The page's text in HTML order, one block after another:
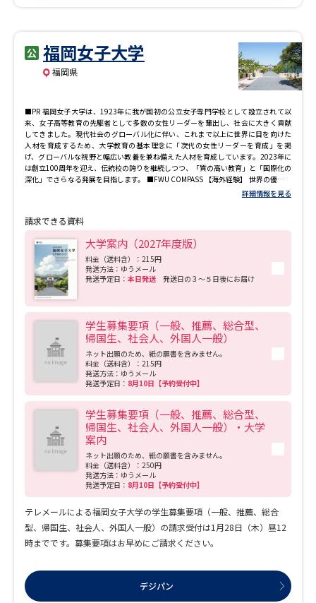
福岡女子大学
福岡県
■PR 福岡女子大学は、1923年に我が国初の公立女子専門学校として設立されて以
来、女子高等教育の先駆者として多数の女性リーダーを輩出し、社会に大きく貢献
してきました。現代社会のグローバル化に伴い、これまで以上に世界に目を向けた
人材を育成するため、大学教育の基本理念に「次代の女性リーダーを育成」を掲
げ、グローバルな視野と幅広い教養を兼ね備えた人材を育成しています。2023年に
は創立100周年を迎え、伝統校の誇りを継続しつつ、「質の高い教育」と「国際化の
深化」でさらなる発展を目指します。 ■FWU COMPASS 【海外経験】 世界の優秀な
大学と協定を結び、短期・長期の様々な海外留学プログラムを提供しています。学
ログラムをはじめ、留学疑似体験や留学生との寮活動など、実践的な英語力を身に
つける仕組が充実しています。また、留学生のサポートや学生主体の語学学習イベ
ントを通して、複数の言語や文化にふれ、世界に通用するコミュニケーション能力
を養うことができます。 【クォーター制】 1年間の学修期間を４つの授業期間に分
けるクォーター制では、集中的な学修により、学んだことを定着しやすくしていま
す。また、各クォーターでの履修科目を工夫することで、１つのクォーターを自由
に使える期間として確保し、留学やインターシップ、ボランティア活動などに積極
的に挑戦できる環境を作り出せます。 【感性教育】 リーダーには「感性」の豊かさ
が求められます。この「感性」について、言葉、歴史、文化、環境、文学、国際、
食、芸術、心、リーダーシップ、人間性等、人文科学・社会科学・自然科学のさま
ざまな視点を交えて学びます。理論と実践を通じて、感性の働きや意味・価値を考
え、個々の感性を磨いていきます。世界の見え方が変わり、深い思考とよりよい行
動をおこす力を身につけます。また、キャンパスには美術館があり、研究棟や講義
棟の廊下にも彫刻や絵画を展示しています。日常的に芸術を目にし、手で触れ、感
じられる環境です。 【文理統合教育】 国際文理学部の学問分野は幅広く、しかもそ
れぞれが互いに影響を及ぼし合っています。それは、私たちが生きる社会の課題そ
のものです。 本学の文理統合教育は、学問の垣根を越えた教育の多様性を追求して
います。多元的・複合的に思考する力を鍛え、副専攻プログラムで複数の分野の専
門性を身につけながら、社会を多角的にとらえ、社会の課題解決に貢献できるひと
への成長を目指します。 【伝統・歴史】 1923（大正12）年の開校当初から守り続
ける教育は、社会に生きる自分像を求め、現代に生きる舞台を開拓し、次代へつな
ぐ価値を創造する女性を育成する教育です。2023（令和5）年で創立から100年を迎
え、14,000名を超える卒業生の学びと挑戦の歴史を刻んできました。先輩方が積み
上げてきた女性の学びの礎に感謝を抱きながら、女性の中でユニークさを磨きま
す。 【体験的学習】 生活に必要なあらゆることをオンライン上で行うことが可能に
なった時代にあって、学内外で実体験を重ねる学びを大切にしています。自らの体
験を言葉で表すことを通じて、自己や他者、そして社会について再考し、理解を深
めながら諸課題を解決していく実践的な力を培います。例えば、大学という場所を
教職員と共に創りだしていく委員会やプロジェクトへの参画、企業やNPOとコラボ
部屋で日本人学生（1年次）と外国人留学生（1～4年次）がともに生活します。日本
語だけでなくときには外国語でのコミュニケーションの中で、良好な人間関係を築
く力や異文化に対する理解力、自律する力を培います。定期的な寮全体活動では学
詳細情報を見る
請求できる資料
大学案内（2027年度版）
料金（送料含）：215円
発送方法：ゆうメール
発送予定日： 本日発送 発送日の３～５日後にお届け
学生募集要項（一般、推薦、総合型、
帰国生、社会人、外国人一般）
ネット出願のため、紙の願書を含みません。
料金（送料含）：215円
発送方法：ゆうメール
発送予定日： 8月10日【予約受付中】
学生募集要項（一般、推薦、総合型、
帰国生、社会人、外国人一般）・大学
案内
ネット出願のため、紙の願書を含みません。
料金（送料含）：250円
発送方法：ゆうメール
発送予定日： 8月10日【予約受付中】
テレメールによる福岡女子大学の学生募集要項（一般、推薦、総合
型、帰国生、社会人、外国人一般）の請求受付は1月28日（木）昼12
時までです。募集要項はお早めにご請求ください。
デジパン